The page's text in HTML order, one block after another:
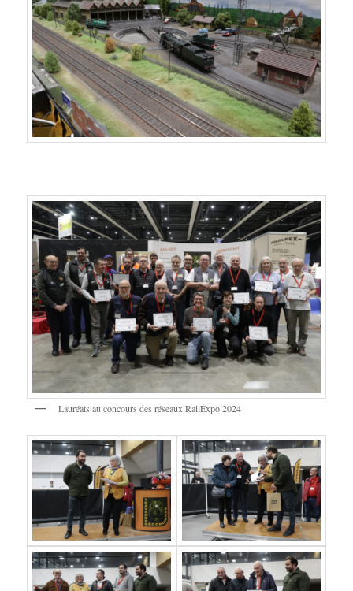
Lauréats au concours des réseaux RailExpo 2024